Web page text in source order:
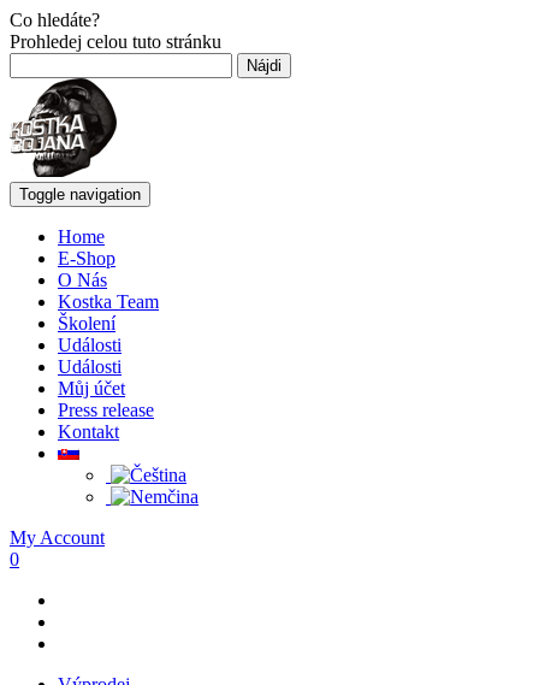
Co hledáte?
Prohledej celou tuto stránku
Toggle navigation
Home
E-Shop
O Nás
Kostka Team
Školení
Události
Události
Můj účet
Press release
Kontakt
My Account
0